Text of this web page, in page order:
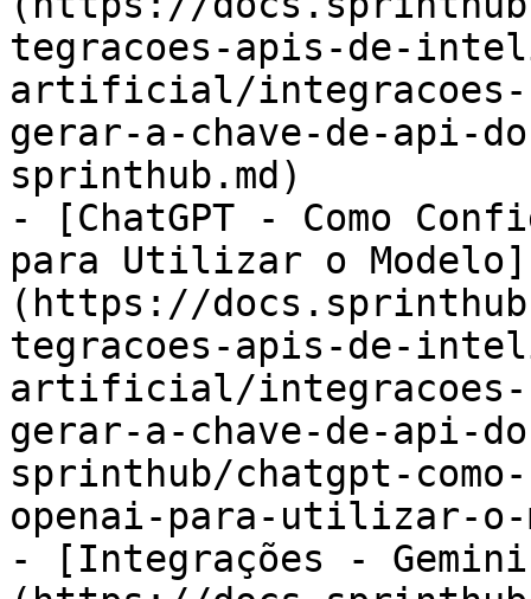
tegracoes-apis-de-
artificial/integracoes-
gerar-a-chave-de-api-
sprinthub.md)
- [ChatGPT - Como
para Utilizar o Modelo]
(https://
tegracoes-apis-de-
artificial/integracoes-
gerar-a-chave-de-api-
sprinthub/chatgpt-
openai-para-utilizar-o-
- [Integrações -